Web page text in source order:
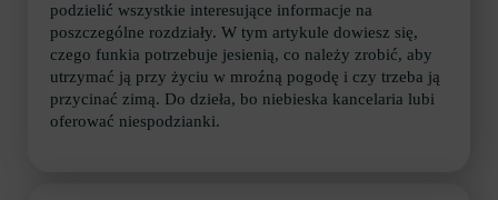
podzielić wszystkie interesujące informacje na
poszczególne rozdziały. W tym artykule dowiesz się,
czego funkia potrzebuje jesienią, co należy zrobić, aby
utrzymać ją przy życiu w mroźną pogodę i czy trzeba ją
przycinać zimą. Do dzieła, bo niebieska kancelaria lubi
oferować niespodzianki.